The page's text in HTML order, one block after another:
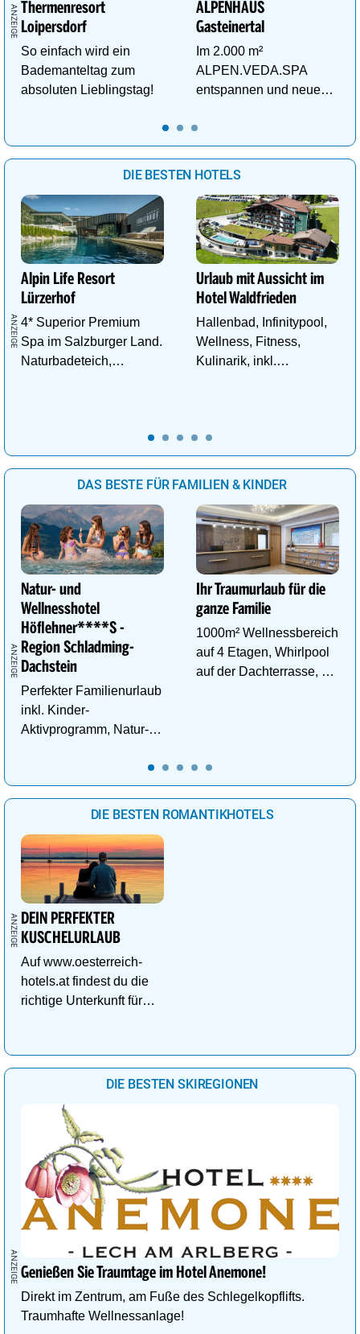
Thermenresort
Loipersdorf
So einfach wird ein
Bademanteltag zum
absoluten Lieblingstag!
ALPENHAUS
Gasteinertal
Im 2.000 m²
ALPEN.VEDA.SPA
entspannen und neue
Gesundheit tanken.
DIE BESTEN HOTELS
Alpin Life Resort
Lürzerhof
4* Superior Premium
Spa im Salzburger Land.
Naturbadeteich,
Urlaub mit Aussicht im
Hotel Waldfrieden
Hallenbad, Infinitypool,
Wellness, Fitness,
Kulinarik, inkl.
DAS BESTE FÜR FAMILIEN & KINDER
Natur- und
Wellnesshotel
Höflehner****S -
Region Schladming-
Dachstein
Perfekter Familienurlaub
inkl. Kinder-
Aktivprogramm, Natur-
uvm.
Ihr Traumurlaub für die
ganze Familie
1000m² Wellnessbereich
auf 4 Etagen, Whirlpool
auf der Dachterrasse, 4
DIE BESTEN ROMANTIKHOTELS
DEIN PERFEKTER
KUSCHELURLAUB
Auf www.oesterreich-
hotels.at findest du die
richtige Unterkunft für
DIE BESTEN SKIREGIONEN
Genießen Sie Traumtage im Hotel Anemone!
Direkt im Zentrum, am Fuße des Schlegelkopflifts.
Traumhafte Wellnessanlage!